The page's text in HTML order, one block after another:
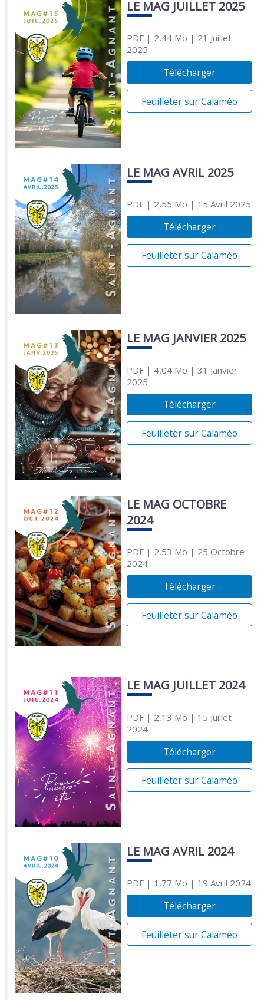
LE MAG JUILLET 2025
PDF| 2,44 Mo | 21 Juillet
2025
Télécharger
Feuilleter sur Calaméo
LE MAG AVRIL 2025
PDF| 2,55 Mo | 15 Avril 2025
Télécharger
Feuilleter sur Calaméo
LE MAG JANVIER 2025
PDF| 4,04 Mo | 31 Janvier
2025
Télécharger
Feuilleter sur Calaméo
LE MAG OCTOBRE
2024
PDF| 2,53 Mo | 25 Octobre
2024
Télécharger
Feuilleter sur Calaméo
LE MAG JUILLET 2024
PDF| 2,13 Mo | 15 Juillet
2024
Télécharger
Feuilleter sur Calaméo
LE MAG AVRIL 2024
PDF| 1,77 Mo | 19 Avril 2024
Télécharger
Feuilleter sur Calaméo